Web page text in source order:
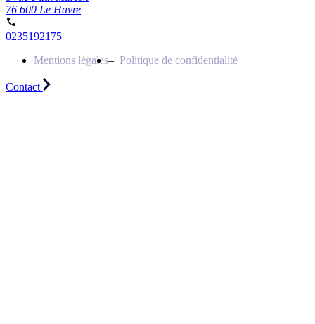
76 600 Le Havre
0235192175
Mentions légales
Politique de confidentialité
Contact